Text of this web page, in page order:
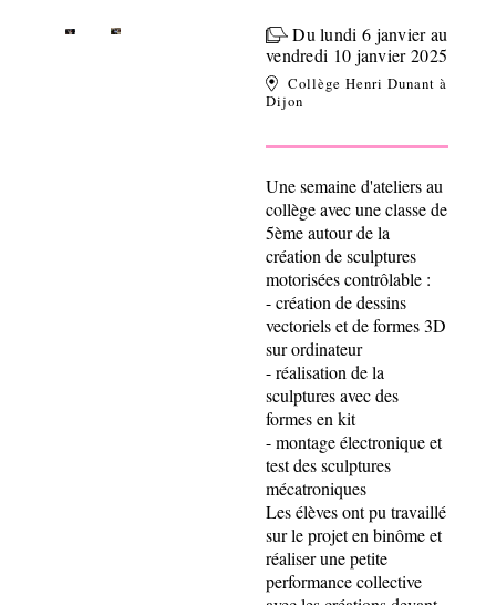
Du lundi 6 janvier au
vendredi 10 janvier 2025
Collège Henri Dunant à
Dijon
Une semaine d'ateliers au
collège avec une classe de
5ème autour de la
création de sculptures
motorisées contrôlable :
- création de dessins
vectoriels et de formes 3D
sur ordinateur
- réalisation de la
sculptures avec des
formes en kit
- montage électronique et
test des sculptures
mécatroniques
Les élèves ont pu travaillé
sur le projet en binôme et
réaliser une petite
performance collective